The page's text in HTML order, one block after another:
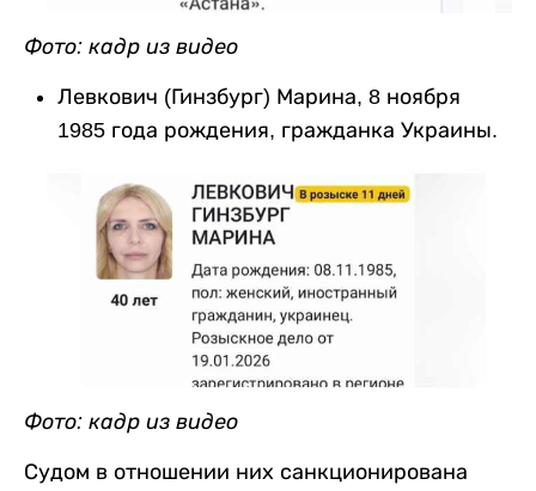
Фото: кадр из видео
Левкович (Гинзбург) Марина, 8 ноября
1985 года рождения, гражданка Украины.
Фото: кадр из видео
Судом в отношении них санкционирована